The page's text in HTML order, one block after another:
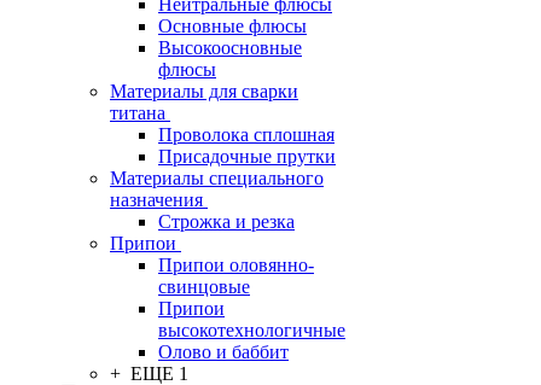
Нейтральные флюсы
Основные флюсы
Высокоосновные
флюсы
Материалы для сварки
титана
Проволока сплошная
Присадочные прутки
Материалы специального
назначения
Строжка и резка
Припои
Припои оловянно-
свинцовые
Припои
высокотехнологичные
Олово и баббит
+ ЕЩЕ 1